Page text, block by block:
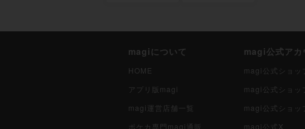
magiについて
HOME
アプリ版magi
magi運営店舗一覧
ポケカ専門magi通販
magi公式アカ
magi公式ショッ
magi公式ショッ
magi公式ショッ
magi公式X